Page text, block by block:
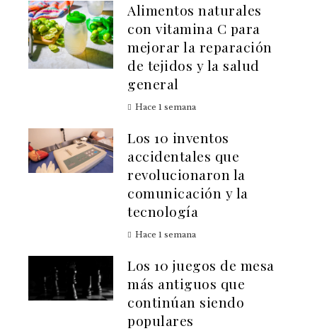
Alimentos naturales
con vitamina C para
mejorar la reparación
de tejidos y la salud
general
Hace 1 semana
Los 10 inventos
accidentales que
revolucionaron la
comunicación y la
tecnología
Hace 1 semana
Los 10 juegos de mesa
más antiguos que
continúan siendo
populares